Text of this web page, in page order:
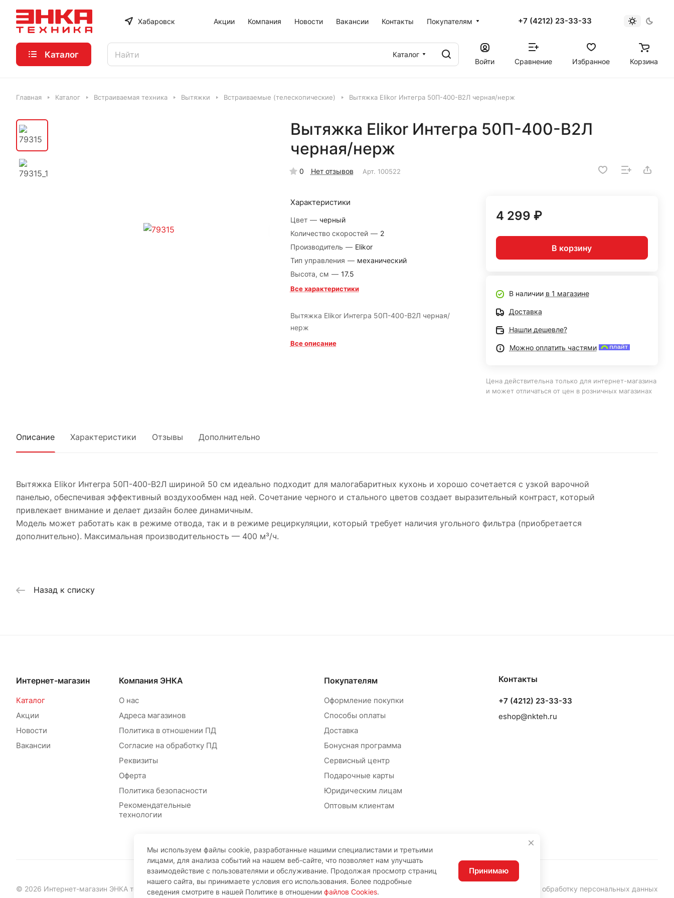
Хабаровск Акции Компания Новости Вакансии Контакты Покупателям +7 (4212) 23-33-33
Каталог
Каталог
Войти
Сравнение Избранное Корзина
Главная Каталог Встраиваемая техника Вытяжки Встраиваемые (телескопические) Вытяжка Elikor Интегра 50П-400-В2Л черная/нерж
Вытяжка Elikor Интегра 50П-400-В2Л
черная/нерж
0 Нет отзывов Арт. 100522
Характеристики
Цвет — черный
Количество скоростей — 2
Производитель — Elikor
Тип управления — механический
Высота, см — 17.5
Все характеристики
Вытяжка Elikor Интегра 50П-400-В2Л черная/
нерж
Все описание
4 299 ₽
В корзину
В наличии в 1 магазине
Доставка
Нашли дешевле?
Можно оплатить частями
Цена действительна только для интернет-магазина
и может отличаться от цен в розничных магазинах
Описание Характеристики Отзывы Дополнительно
Вытяжка Elikor Интегра 50П-400-В2Л шириной 50 см идеально подходит для малогабаритных кухонь и хорошо сочетается с узкой варочной
панелью, обеспечивая эффективный воздухообмен над ней. Сочетание черного и стального цветов создает выразительный контраст, который
привлекает внимание и делает дизайн более динамичным.
Модель может работать как в режиме отвода, так и в режиме рециркуляции, который требует наличия угольного фильтра (приобретается
дополнительно). Максимальная производительность — 400 м³/ч.
Назад к списку
Интернет-магазин
Каталог
Акции
Новости
Вакансии
Компания ЭНКА
О нас
Адреса магазинов
Политика в отношении ПД
Согласие на обработку ПД
Реквизиты
Оферта
Политика безопасности
Рекомендательные
технологии
Покупателям
Оформление покупки
Способы оплаты
Доставка
Бонусная программа
Сервисный центр
Подарочные карты
Юридическим лицам
Оптовым клиентам
Контакты
+7 (4212) 23-33-33
eshop@nkteh.ru
© 2026 Интернет-магазин ЭНКА техника Согласие на обработку персональных данных
Мы используем файлы cookie, разработанные нашими специалистами и третьими
лицами, для анализа событий на нашем веб-сайте, что позволяет нам улучшать
взаимодействие с пользователями и обслуживание. Продолжая просмотр страниц
нашего сайта, вы принимаете условия его использования. Более подробные
сведения смотрите в нашей Политике в отношении файлов Cookies.
Принимаю